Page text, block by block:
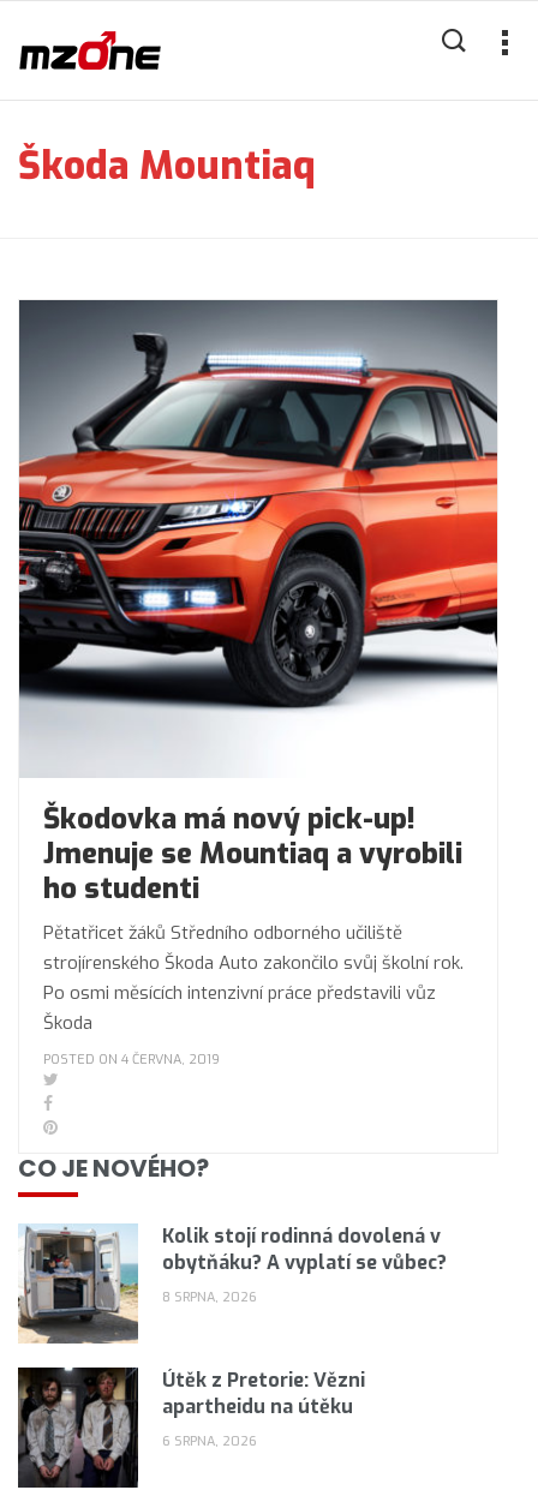
Škoda Mountiaq
Škodovka má nový pick-up!
Jmenuje se Mountiaq a vyrobili
ho studenti
Pětatřicet žáků Středního odborného učiliště
strojírenského Škoda Auto zakončilo svůj školní rok.
Po osmi měsících intenzivní práce představili vůz
Škoda
POSTED ON 4 ČERVNA, 2019
CO JE NOVÉHO?
Kolik stojí rodinná dovolená v
obytňáku? A vyplatí se vůbec?
8 SRPNA, 2026
Útěk z Pretorie: Vězni
apartheidu na útěku
6 SRPNA, 2026